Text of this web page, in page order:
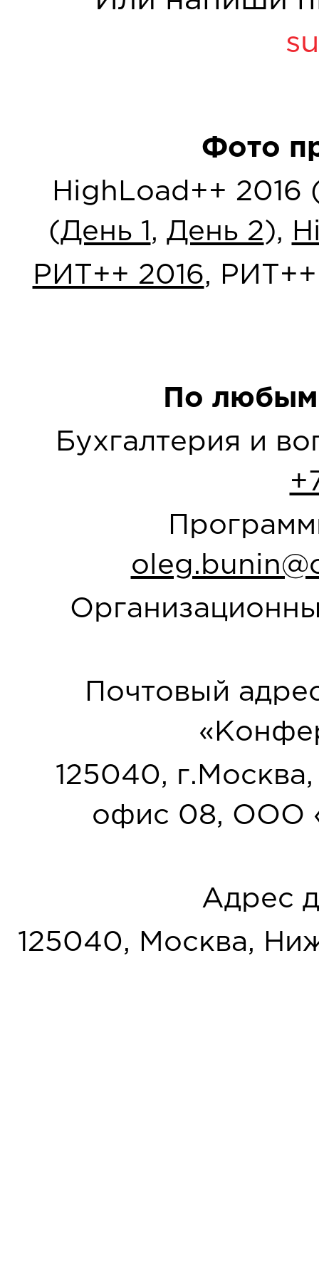
Фото
HighLoad++ 2016
(День 1 , День 2 ),
РИТ++ 2016,
По любым
Бухгалтерия и
Почтовый
125040, г.Москва,
офис 08, ООО
Адрес
125040, Москва,